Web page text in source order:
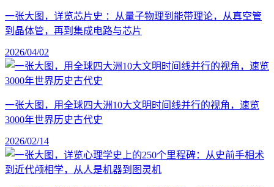
一张大图，详览芯片史 ：从量子物理到能带理论，从真空管
到晶体管，再到集成电路与芯片
2026/04/02
一张大图，用全球四大洲10大文明时间线并行的视角，速览
3000年世界历史古代史
2026/02/14